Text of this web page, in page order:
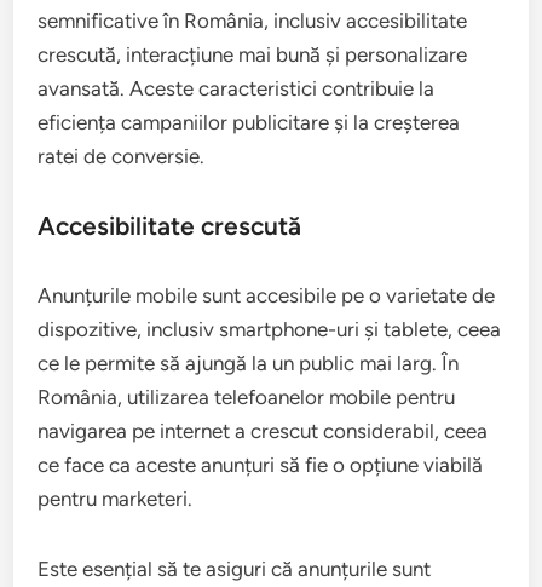
semnificative în România, inclusiv accesibilitate
crescută, interacțiune mai bună și personalizare
avansată. Aceste caracteristici contribuie la
eficiența campaniilor publicitare și la creșterea
ratei de conversie.
Accesibilitate crescută
Anunțurile mobile sunt accesibile pe o varietate de
dispozitive, inclusiv smartphone-uri și tablete, ceea
ce le permite să ajungă la un public mai larg. În
România, utilizarea telefoanelor mobile pentru
navigarea pe internet a crescut considerabil, ceea
ce face ca aceste anunțuri să fie o opțiune viabilă
pentru marketeri.
Este esențial să te asiguri că anunțurile sunt